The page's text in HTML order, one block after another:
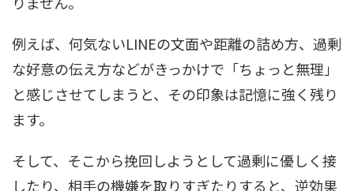
例えば、何気ないLINEの文面や距離の詰め方、過剰
な好意の伝え方などがきっかけで「ちょっと無理」
と感じさせてしまうと、その印象は記憶に強く残り
ます。
そして、そこから挽回しようとして過剰に優しく接
したり、相手の機嫌を取りすぎたりすると、逆効果